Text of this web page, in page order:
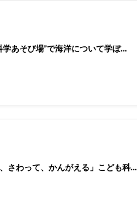
あそび場”で海洋について学ぼ…
さわって、かんがえる」こども科…